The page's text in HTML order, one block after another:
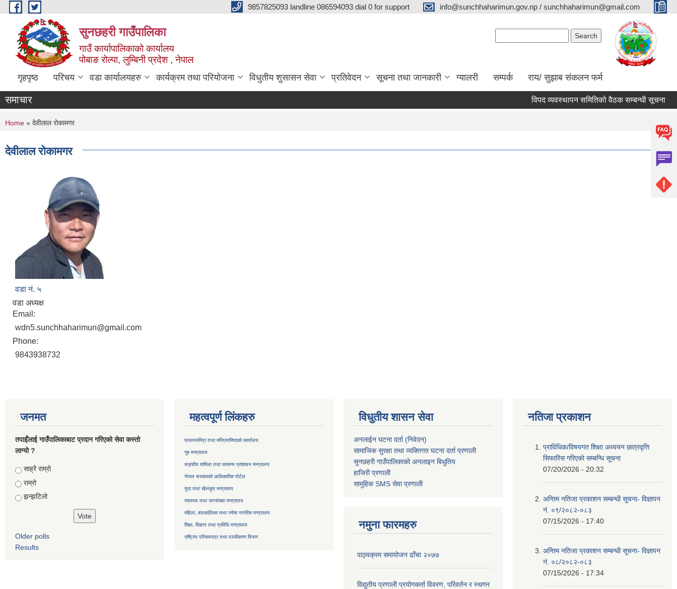
Skip to main content 9857825093 landline 086594093 dial 0 for support info@sunchhaharimun.gov.np / sunchhaharimun@gmail.com
सुनछहरी गाउँपालिका
गाउँ कार्यापालिकाको कार्यालय
पोबाङ रोल्पा, लुम्बिनी प्रदेश , नेपाल
गृहपृष्ठ परिचय वडा कार्यालयहरु कार्यक्रम तथा परियोजना विधुतीय शुसासन सेवा प्रतिवेदन सूचना तथा जानकारी ग्यालरी सम्पर्क राय/ सुझाब संकलन फर्म
समाचार विपद व्यवस्थापन समितिको वैठक सम्बन्धी सूचना
You are here
Home » देवीलाल रोकामगर
देवीलाल रोकामगर
वडा नं. ५
वडा अध्यक्ष
Email:
wdn5.sunchhaharimun@gmail.com
Phone:
9843938732
जनमत
तपाइँलाई गाउँपालिकाबाट प्रदान गरिएको सेवा कस्तो
लाग्यो ?
Choices
साह्रै राम्रो
राम्रो
झन्झटिलो
Older polls
Results
महत्वपूर्ण लिंकहरु
प्रधानमन्त्रि तथा मन्त्रिपरिषदको कार्यालय
गृह मन्त्रालय
सङ्घीय मामिला तथा सामान्य प्रशासन मन्त्रालय
नेपाल सरकारको आधिकारिक पोर्टल
युवा तथा खेलकुद मन्त्रालय
स्वास्थ्य तथा जनसंख्या मन्त्रालय
महिला, बालबालिका तथा ज्येष्ठ नागरिक मन्त्रालय
शिक्षा, विज्ञान तथा प्रविधि मन्त्रालय
राष्ट्रिय परिचयपत्र तथापञ्जीकरण विभाग
विधुतीय शासन सेवा
अनलाईन घटना दर्ता (निवेदन)
सामाजिक सुरक्षा तथा व्यक्तिगत घटना दर्ताप्रणाली
सुनछहरी गाउँपालिकाको अनलाइन बिधुतिय
हाजिरी प्रणाली
सामुहिकSMS सेवाप्रणाली
नमुना फारमहरु
पाठ्यक्रम समायोजन ढाँचा २०७७
विद्युतीय प्रणाली प्रयोगकर्ता विवरण, परिवर्तन र स्थगन
नतिजा प्रकाशन
प्राविधिक/विषयगत शिक्षा अध्ययन छात्रवृत्ति
सिफारिस गरिएकाे सम्बन्धि सूचना
07/20/2026 - 20:32
अन्तिम नतिजा प्रकाशन सम्बन्धी सूचना- विज्ञापन
नं. ०९/२०८२-०८३
07/15/2026 - 17:40
अन्तिम नतिजा प्रकाशन सम्बन्धी सूचना- विज्ञापन
नं. ०८/२०८२-०८३
07/15/2026 - 17:34